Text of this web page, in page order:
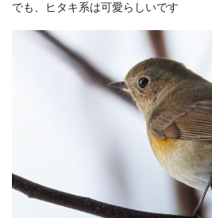
でも、ヒタキ系は可愛らしいです